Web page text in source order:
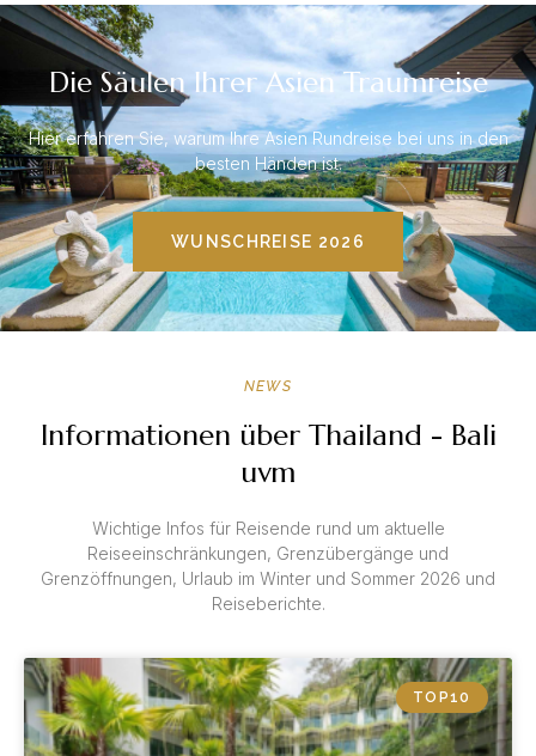
Die Säulen Ihrer Asien Traumreise
Hier erfahren Sie, warum Ihre Asien Rundreise bei uns in den
besten Händen ist.
WUNSCHREISE 2026
NEWS
Informationen über Thailand - Bali
uvm
Wichtige Infos für Reisende rund um aktuelle
Reiseeinschränkungen, Grenzübergänge und
Grenzöffnungen, Urlaub im Winter und Sommer 2026 und
Reiseberichte.
TOP10